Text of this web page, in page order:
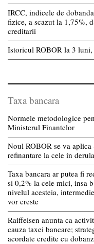
IRCC, indicele de
fizice, a scazut la 1,75%,
creditarii
Istoricul ROBOR la 3
Taxa bancara
Normele metodologice
Ministerul Finantelor
Noul ROBOR se va
refinantare la cele in
Taxa bancara ar putea fi
si 0,2% la cele mici, insa
nivelul acesteia,
vor creste
Raiffeisen anunta ca
cauza taxei bancare;
acordate credite cu